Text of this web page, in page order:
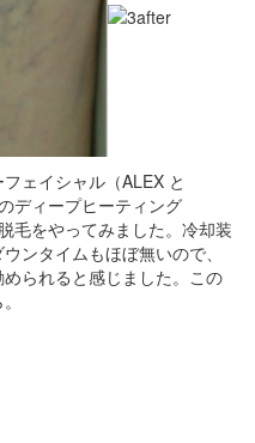
ェイシャル（ALEX と
ディープヒーティング
毛をやってみました。冷却装
ンタイムもほぼ無いので、
られると感じました。この